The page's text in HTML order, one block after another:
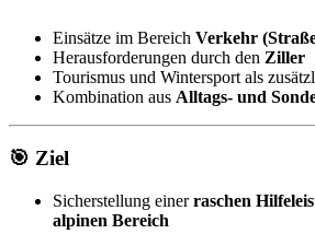
Einsätze im Bereich Verkehr
Herausforderungen durch den Ziller
Tourismus und Wintersport als
Kombination aus Alltags- und
🎯 Ziel
Sicherstellung einerraschen
alpinen Bereich